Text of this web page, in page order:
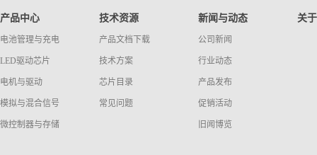
产品中心
电池管理与充电
LED驱动芯片
电机与驱动
模拟与混合信号
微控制器与存储
技术资源
产品文档下载
技术方案
芯片目录
常见问题
新闻与动态
公司新闻
行业动态
产品发布
促销活动
旧闻博览
关